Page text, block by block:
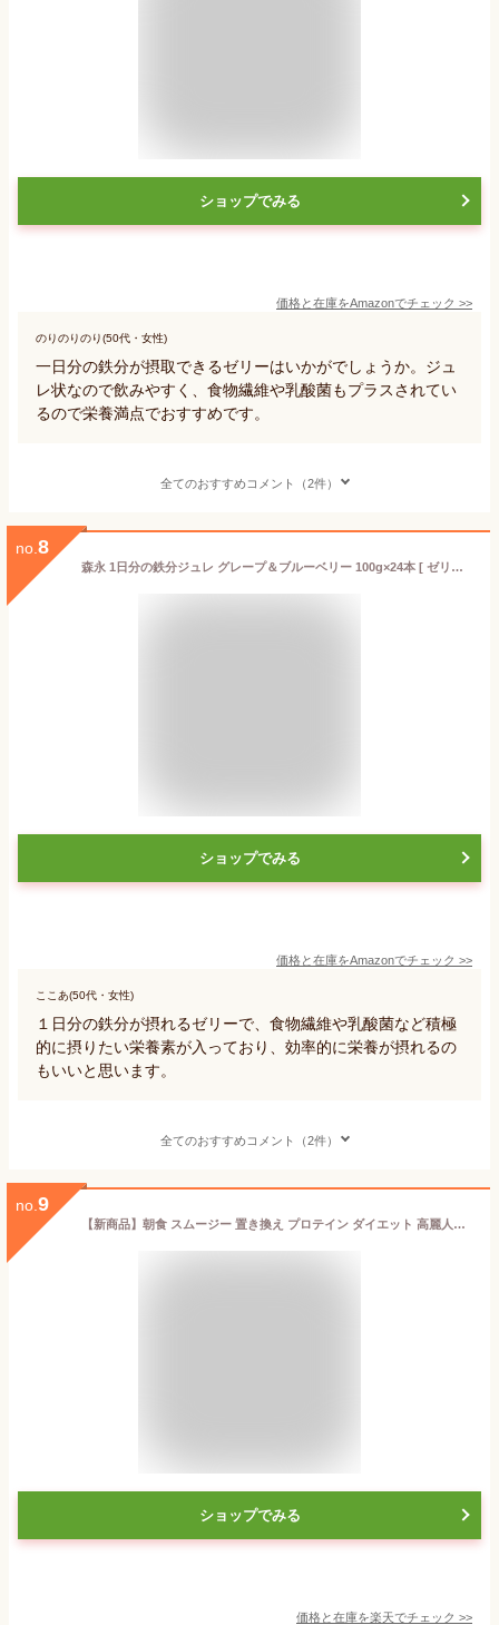
ショップでみる
価格と在庫をAmazonでチェック >>
のりのりのり(50代・女性)
一日分の鉄分が摂取できるゼリーはいかがでしょうか。ジュ
レ状なので飲みやすく、食物繊維や乳酸菌もプラスされてい
るので栄養満点でおすすめです。
全てのおすすめコメント（2件）
no. 8
森永 1日分の鉄分ジュレ グレープ＆ブルーベリー 100g×24本 [ ゼリー飲料 脂肪ゼロ 食物繊維 乳酸菌 ラクチュロース ]
ショップでみる
価格と在庫をAmazonでチェック >>
ここあ(50代・女性)
１日分の鉄分が摂れるゼリーで、食物繊維や乳酸菌など積極
的に摂りたい栄養素が入っており、効率的に栄養が摂れるの
もいいと思います。
全てのおすすめコメント（2件）
no. 9
【新商品】朝食 スムージー 置き換え プロテイン ダイエット 高麗人参 生 モリンガ精美ジュレ サプリ 生 粉末 乾燥 国産 ゼリー ドリンク おすすめ 口コミ モリンガパウダー モリンガ サプリ 佐賀県産 モリンガ茶 バー エネルギー ゼ
ショップでみる
価格と在庫を楽天でチェック >>